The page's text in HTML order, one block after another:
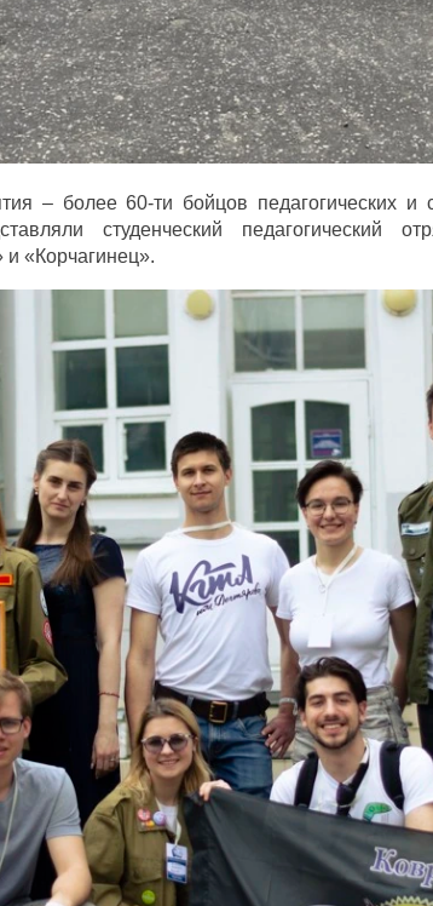
– более 60-ти бойцов педагогических и
студенческий педагогический
и «Корчагинец».